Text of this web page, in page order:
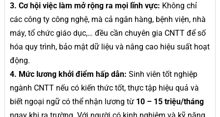
3. Cơ hội việc làm mở rộng ra mọi lĩnh vực: Không chỉ
các công ty công nghệ, mà cả ngân hàng, bệnh viện, nhà
máy, tổ chức giáo dục,… đều cần chuyên gia CNTT để số
hóa quy trình, bảo mật dữ liệu và nâng cao hiệu suất hoạt
động.
4. Mức lương khởi điểm hấp dẫn: Sinh viên tốt nghiệp
ngành CNTT nếu có kiến thức tốt, thực tập hiệu quả và
biết ngoại ngữ có thể nhận lương từ 10 – 15 triệu/tháng